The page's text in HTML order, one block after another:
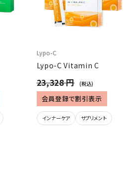
Lypo-C
Lypo-C Vitamin C
23,328 円 (税込)
会員登録で割引表示
インナーケア サプリメント